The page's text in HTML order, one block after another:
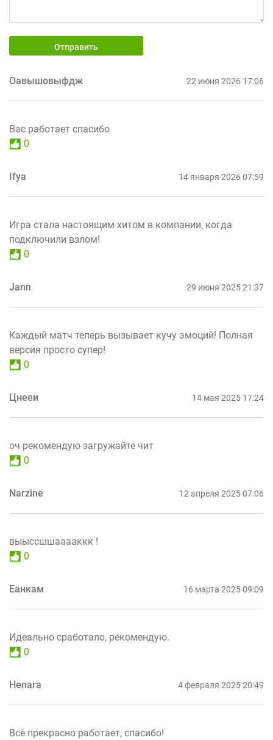
Отправить
Оавышовыфдж 22 июня 2026 17:06
Вас работает спасибо
0
Ifya 14 января 2026 07:59
Игра стала настоящим хитом в компании, когда
подключили взлом!
0
Jann 29 июня 2025 21:37
Каждый матч теперь вызывает кучу эмоций! Полная
версия просто супер!
0
Цнееи 14 мая 2025 17:24
оч рекомендую загружайте чит
0
Narzine 12 апреля 2025 07:06
выыссшшааааккк !
0
Еанкам 16 марта 2025 09:09
Идеально сработало, рекомендую.
0
Henara 4 февраля 2025 20:49
Всё прекрасно работает, спасибо!